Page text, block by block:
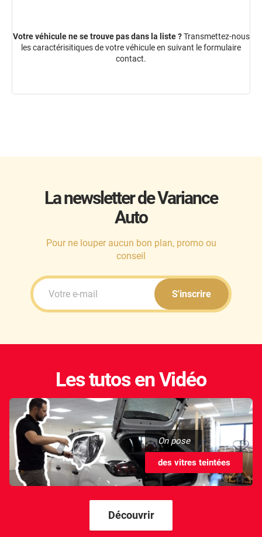
Votre véhicule ne se trouve pas dans la liste ?Transmettez-nous
les caractérisitiques de votre véhicule en suivant leformulaire
contact.
La newsletter de Variance
Auto
Pour ne louper aucun bon plan, promo ou
conseil
S'inscrire
Les tutos en Vidéo
On pose
des vitres teintées
Découvrir